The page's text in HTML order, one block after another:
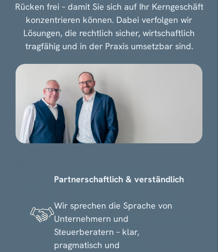
Rücken frei – damit Sie sich auf Ihr Kerngeschäft
konzentrieren können. Dabei verfolgen wir
Lösungen, die rechtlich sicher, wirtschaftlich
tragfähig und in der Praxis umsetzbar sind.
Partnerschaftlich & verständlich
Wir sprechen die Sprache von
Unternehmern und
Steuerberatern – klar,
pragmatisch und